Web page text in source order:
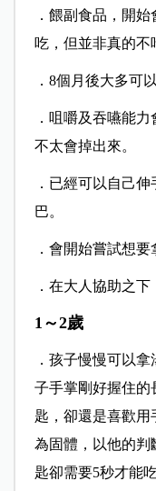
．餵副食品，開
吃，但並非真的不
．8個月後大多可
．咀嚼及吞嚥能
不太會掉出來。
．已經可以自己
巴。
．會開始嘗試想要
．在大人協助之
1～2歲
．孩子慢慢可以
子手掌剛好握住的
匙，卻還是喜歡用
為固體，以他的判
匙卻需要5秒才能